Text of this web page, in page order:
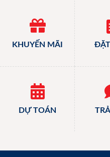
KHUYẾN MÃI
DỰ TOÁN